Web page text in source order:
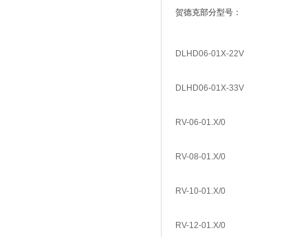
贺德克部分型号：
DLHD06-01X-22V
DLHD06-01X-33V
RV-06-01.X/0
RV-08-01.X/0
RV-10-01.X/0
RV-12-01.X/0